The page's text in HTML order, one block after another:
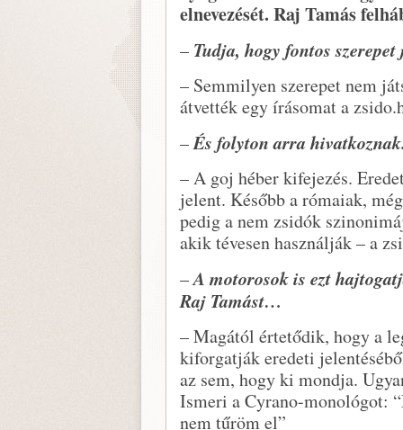
elnevezését. Raj Tamás
– Tudja, hogy fontos
– Semmilyen szerepet nem
átvették egy írásomat a
–És folyton arra hivatkoznak.
– A goj héber kifejezés.
jelent. Később a rómaiak,
pedig a nem zsidók
akik tévesen használják – a
–A motorosok is ezt
Raj Tamást…
– Magától értetődik, hogy a
kiforgatják eredeti
az sem, hogy ki mondja.
Ismeri a Cyrano-monológot:
nem tűröm el”